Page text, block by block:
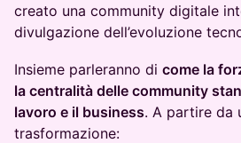
creato una community digitale
divulgazione dell’evoluzione
Insieme parleranno di come la
la centralità delle community
lavoro e il business. A partire da
trasformazione: